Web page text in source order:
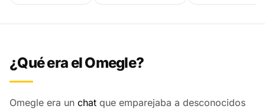
¿Qué era el Omegle?
Omegle era un chat que emparejaba a desconocidos